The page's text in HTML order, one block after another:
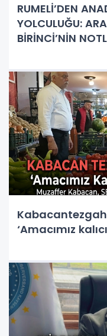
RUMELİ’DEN
YOLCULUĞU:
BİRİNCİ’NİN